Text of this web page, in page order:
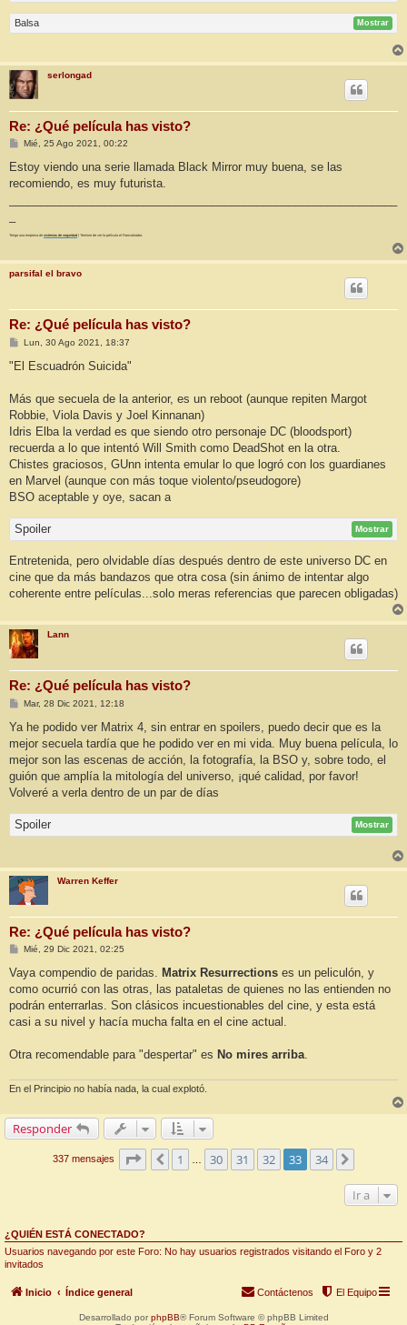
Balsa Mostrar
serlongad
Re: ¿Qué película has visto?
M
n
a
e
Mié, 25 Ago 2021, 00:22
Estoy viendo una serie llamada Black Mirror muy buena, se las
recomiendo, es muy futurista.
Tengo una empresa de sistemas de seguridad | Termine de ver la película el Francotirador.
parsifal el bravo
Re: ¿Qué película has visto?
M
n
j
Lun, 30 Ago 2021, 18:37
"El Escuadrón Suicida"
Más que secuela de la anterior, es un reboot (aunque repiten Margot
Robbie, Viola Davis y Joel Kinnanan)
Idris Elba la verdad es que siendo otro personaje DC (bloodsport)
recuerda a lo que intentó Will Smith como DeadShot en la otra.
Chistes graciosos, GUnn intenta emular lo que logró con los guardianes
en Marvel (aunque con más toque violento/pseudogore)
BSO aceptable y oye, sacan a
Spoiler Mostrar
Entretenida, pero olvidable días después dentro de este universo DC en
cine que da más bandazos que otra cosa (sin ánimo de intentar algo
coherente entre películas...solo meras referencias que parecen obligadas)
Lann
Re: ¿Qué película has visto?
M
n
a
j
e
Mar, 28 Dic 2021, 12:18
Ya he podido ver Matrix 4, sin entrar en spoilers, puedo decir que es la
mejor secuela tardía que he podido ver en mi vida. Muy buena película, lo
mejor son las escenas de acción, la fotografía, la BSO y, sobre todo, el
guión que amplía la mitología del universo, ¡qué calidad, por favor!
Volveré a verla dentro de un par de días
Spoiler Mostrar
Warren Keffer
Re: ¿Qué película has visto?
M
n
s
a
j
Mié, 29 Dic 2021, 02:25
Vaya compendio de paridas. Matrix Resurrections es un peliculón, y
como ocurrió con las otras, las pataletas de quienes no las entienden no
podrán enterrarlas. Son clásicos incuestionables del cine, y esta está
casi a su nivel y hacía mucha falta en el cine actual.
Otra recomendable para "despertar" es No mires arriba.
En el Principio no había nada, la cual explotó.
Responder
337 mensajes Página33de34
Anterior
1 30 31 32 33 34
Ir a
¿QUIÉN ESTÁ CONECTADO?
Usuarios navegando por este Foro: No hay usuarios registrados visitando el Foro y 2
invitados
Inicio Índice general El Equipo
Contáctenos
Desarrollado por phpBB® Forum Software © phpBB Limited